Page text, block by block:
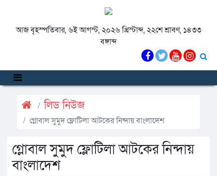
আজ বৃহস্পতিবার, ৬ই আগস্ট, ২০২৬ খ্রিস্টাব্দ, ২২শে শ্রাবণ, ১৪৩৩
বঙ্গাব্দ
লিড নিউজ
গ্লোবাল সুমুদ ফ্লোটিলা আটকের নিন্দায় বাংলাদেশ
গ্লোবাল সুমুদ ফ্লোটিলা আটকের নিন্দায়
বাংলাদেশ